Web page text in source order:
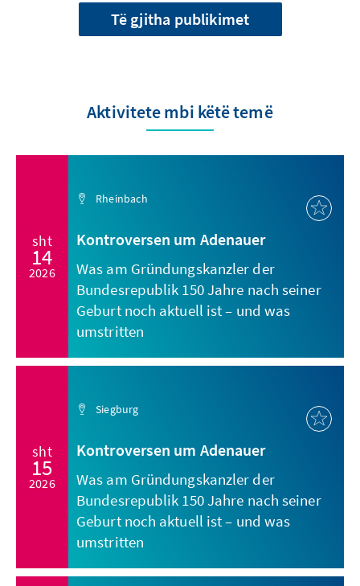
Të gjitha publikimet
Aktivitete mbi këtë temë
sht
14
2026
Rheinbach
Kontroversen um Adenauer
Was am Gründungskanzler der
Bundesrepublik 150 Jahre nach seiner
Geburt noch aktuell ist – und was
umstritten
sht
15
2026
Siegburg
Kontroversen um Adenauer
Was am Gründungskanzler der
Bundesrepublik 150 Jahre nach seiner
Geburt noch aktuell ist – und was
umstritten